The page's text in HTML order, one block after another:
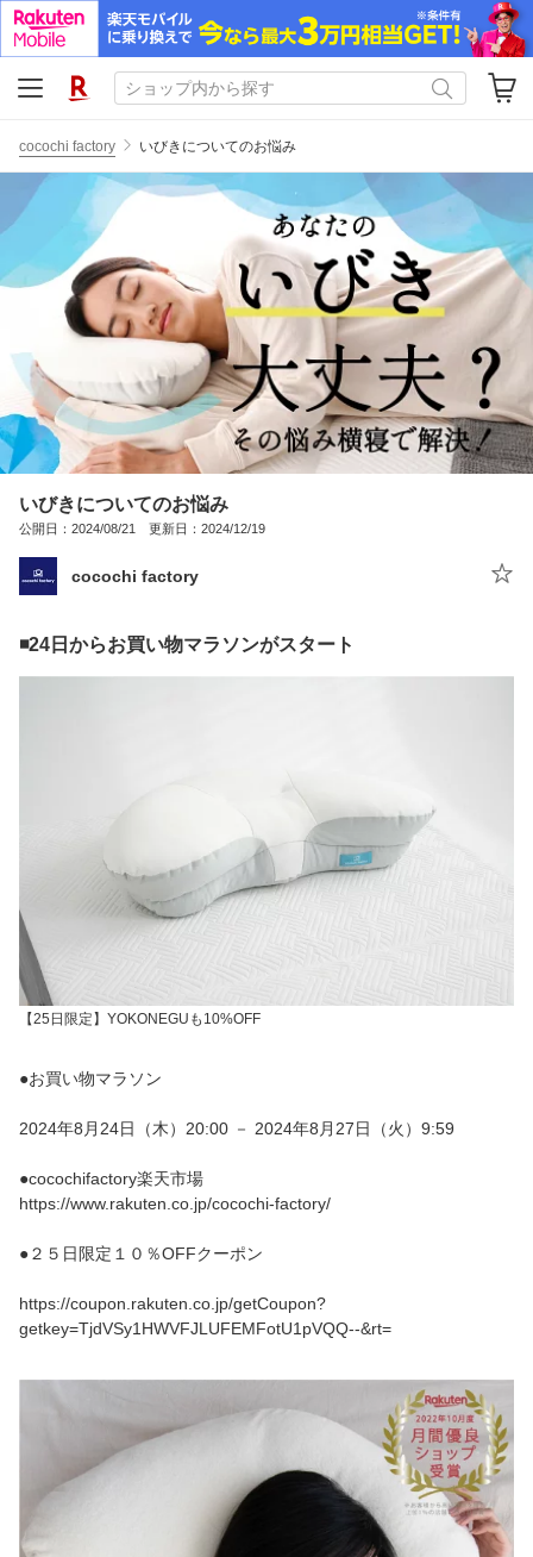
cocochi factory いびきについてのお悩み
いびきについてのお悩み
公開日：2024/08/21 更新日：2024/12/19
cocochi factory
◾️24日からお買い物マラソンがスタート
【25日限定】YOKONEGUも10%OFF
●お買い物マラソン
2024年8月24日（木）20:00 － 2024年8月27日（火）9:59
●cocochifactory楽天市場
https://www.rakuten.co.jp/cocochi-factory/
●２５日限定１０％OFFクーポン
https://coupon.rakuten.co.jp/getCoupon?
getkey=TjdVSy1HWVFJLUFEMFotU1pVQQ--&rt=